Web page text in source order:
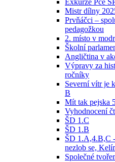
Exkurze Pce
Mistr dílny
Prvňáčci –
pedagožkou
2. místo v
Školní
Angličtina v
Výpravy za
ročníky
Severní vítr je
B
Mít tak pejska
Vyhodnocení
ŠD 1.C
ŠD 1.B
ŠD 1.A,4.B,C
nezlob se,
Společné